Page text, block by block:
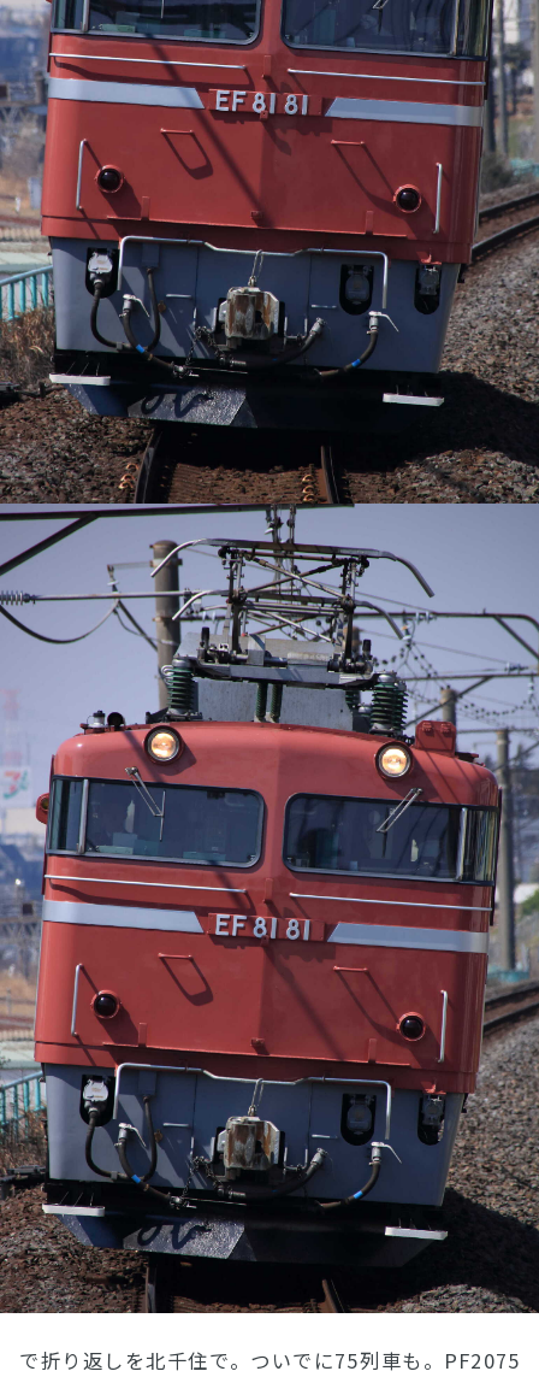
で折り返しを北千住で。ついでに75列車も。PF2075